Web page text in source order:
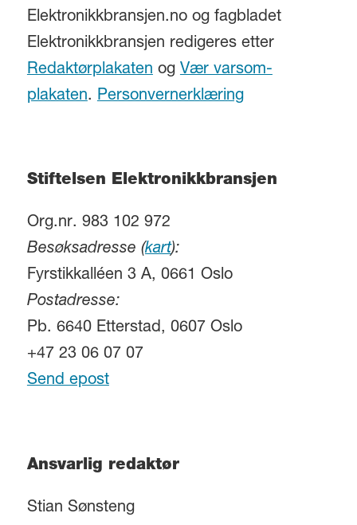
Elektronikkbransjen.no og fagbladet
Elektronikkbransjen redigeres etter
Redaktørplakaten og Vær varsom-
plakaten. Personvernerklæring
Stiftelsen Elektronikkbransjen
Org.nr. 983 102 972
Besøksadresse (kart):
Fyrstikkalléen 3 A, 0661 Oslo
Postadresse:
Pb. 6640 Etterstad, 0607 Oslo
+47 23 06 07 07
Send epost
Ansvarlig redaktør
Stian Sønsteng